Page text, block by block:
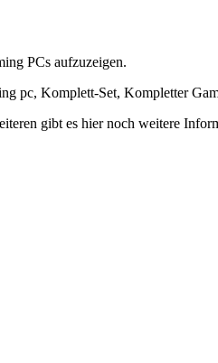
PCs aufzuzeigen.
pc, Komplett-Set, Kompletter
gibt es hier noch weitere